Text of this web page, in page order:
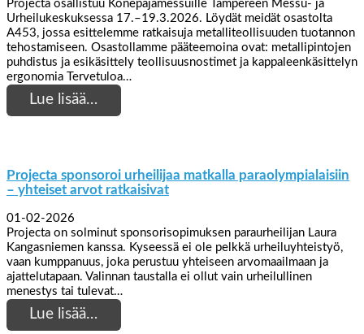
Projecta osallistuu Konepajamessuille Tampereen Messu- ja
Urheilukeskuksessa 17.–19.3.2026. Löydät meidät osastolta
A453, jossa esittelemme ratkaisuja metalliteollisuuden tuotannon
tehostamiseen. Osastollamme pääteemoina ovat: metallipintojen
puhdistus ja esikäsittely teollisuusnostimet ja kappaleenkäsittelyn
ergonomia Tervetuloa…
Lue lisää…
Projecta sponsoroi urheilijaa matkalla paraolympialaisiin
– yhteiset arvot ratkaisivat
01-02-2026
Projecta on solminut sponsorisopimuksen paraurheilijan Laura
Kangasniemen kanssa. Kyseessä ei ole pelkkä urheiluyhteistyö,
vaan kumppanuus, joka perustuu yhteiseen arvomaailmaan ja
ajattelutapaan. Valinnan taustalla ei ollut vain urheilullinen
menestys tai tulevat…
Lue lisää…